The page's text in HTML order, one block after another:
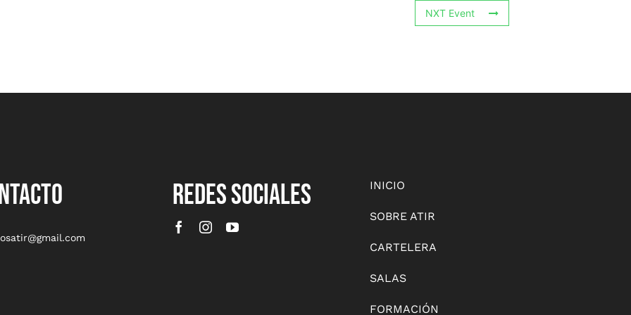
NXT Event
REDES SOCIALES INICIO
SOBRE ATIR
CARTELERA
SALAS
FORMACIÓN